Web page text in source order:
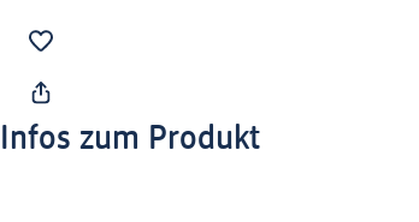
Infos zum Produkt